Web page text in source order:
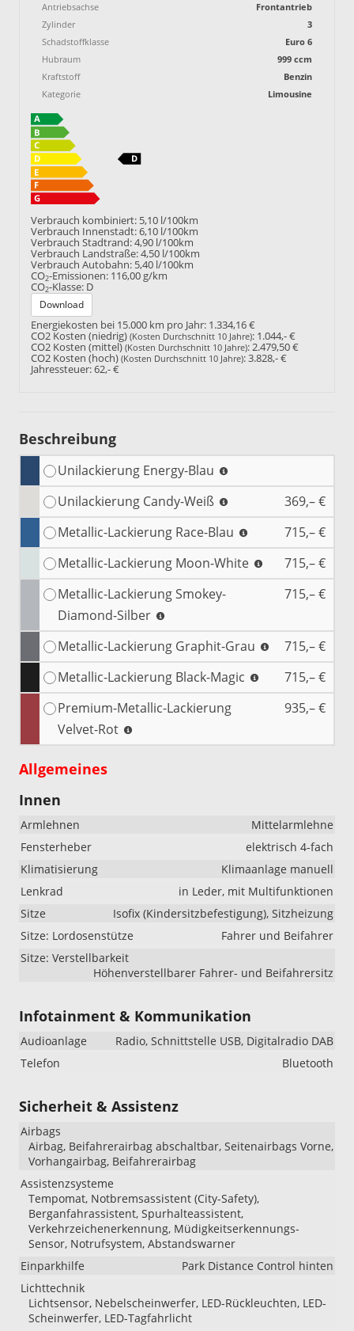
Antriebsachse
Frontantrieb
Zylinder
3
Schadstoffklasse
Euro 6
Hubraum
999 ccm
Kraftstoff
Benzin
Kategorie
Limousine
Verbrauch kombiniert: 5,10 l/100km
Verbrauch Innenstadt:6,10 l/100km
Verbrauch Stadtrand:4,90 l/100km
Verbrauch Landstraße:4,50 l/100km
Verbrauch Autobahn: 5,40 l/100km
CO2-Emissionen: 116,00 g/km
CO2-Klasse: D
Download
Energiekosten bei 15.000 km pro Jahr: 1.334,16 €
CO2 Kosten (niedrig) (Kosten Durchschnitt 10 Jahre): 1.044,- €
CO2 Kosten (mittel) (Kosten Durchschnitt 10 Jahre):2.479,50 €
CO2 Kosten (hoch) (Kosten Durchschnitt 10 Jahre):3.828,- €
Jahressteuer:62,- €
Beschreibung
Unilackierung Energy-Blau
Unilackierung Candy-Weiß
369,– €
Metallic-Lackierung Race-Blau
715,– €
Metallic-Lackierung Moon-White
715,– €
Metallic-Lackierung Smokey-
Diamond-Silber
715,– €
Metallic-Lackierung Graphit-Grau
715,– €
Metallic-Lackierung Black-Magic
715,– €
Premium-Metallic-Lackierung
Velvet-Rot
935,– €
Allgemeines
Innen
Armlehnen
Mittelarmlehne
Fensterheber
elektrisch 4-fach
Klimatisierung
Klimaanlage manuell
Lenkrad
in Leder, mit Multifunktionen
Sitze
Isofix (Kindersitzbefestigung), Sitzheizung
Sitze: Lordosenstütze
Fahrer und Beifahrer
Sitze: Verstellbarkeit
Höhenverstellbarer Fahrer- und Beifahrersitz
Infotainment & Kommunikation
Audioanlage
Radio, Schnittstelle USB, Digitalradio DAB
Telefon
Bluetooth
Sicherheit & Assistenz
Airbags
Airbag, Beifahrerairbag abschaltbar, Seitenairbags Vorne,
Vorhangairbag, Beifahrerairbag
Assistenzsysteme
Tempomat, Notbremsassistent (City-Safety),
Berganfahrassistent, Spurhalteassistent,
Verkehrzeichenerkennung, Müdigkeitserkennungs-
Sensor, Notrufsystem, Abstandswarner
Einparkhilfe
Park Distance Control hinten
Lichttechnik
Lichtsensor, Nebelscheinwerfer, LED-Rückleuchten, LED-
Scheinwerfer, LED-Tagfahrlicht